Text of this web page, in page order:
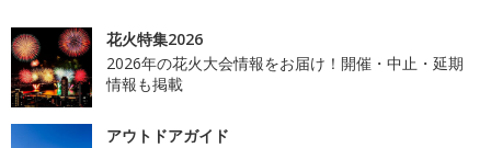
花火特集2026
2026年の花火大会情報をお届け！開催・中止・延期
情報も掲載
アウトドアガイド